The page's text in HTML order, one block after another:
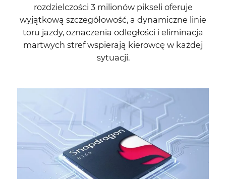
rozdzielczości 3 milionów pikseli oferuje
wyjątkową szczegółowość, a dynamiczne linie
toru jazdy, oznaczenia odległości i eliminacja
martwych stref wspierają kierowcę w każdej
sytuacji.